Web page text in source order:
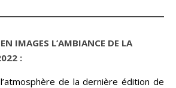
IMAGES L’AMBIANCE DE LA
:
de la dernière édition de